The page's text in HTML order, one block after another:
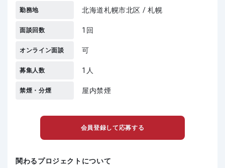
勤務地 北海道札幌市北区 / 札幌
面談回数 1回
オンライン面談 可
募集人数 1人
禁煙・分煙 屋内禁煙
会員登録して応募する
関わるプロジェクトについて